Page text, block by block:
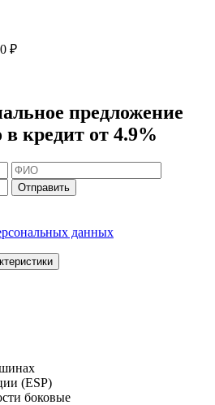
₽
предложение
в кредит от 4.9%
Отправить
данных
(ESP)
боковые